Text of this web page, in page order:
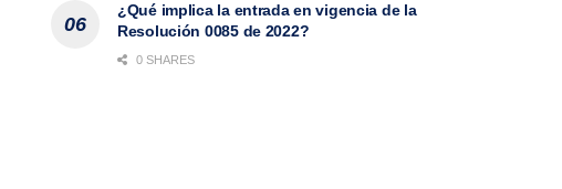
¿Qué implica la entrada en vigencia de la
Resolución 0085 de 2022?
0 SHARES